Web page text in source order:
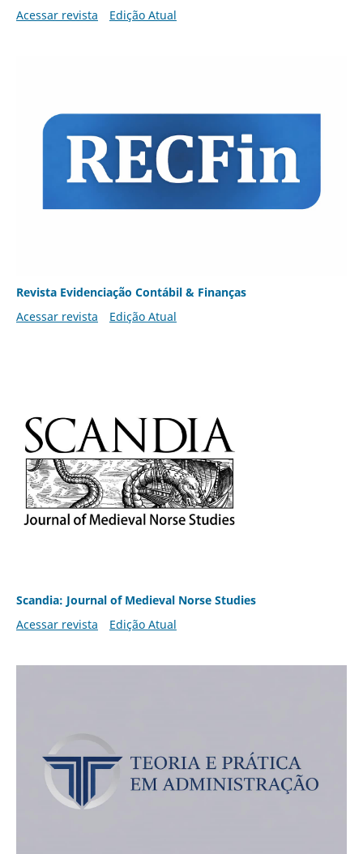
Acessar revista
Edição Atual
Revista Evidenciação Contábil & Finanças
Acessar revista
Edição Atual
Scandia: Journal of Medieval Norse Studies
Acessar revista
Edição Atual